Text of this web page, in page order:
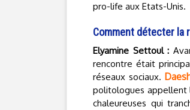
pro-life aux Etats-Unis.
Comment détecter la
Elyamine Settoul :
rencontre était
réseaux sociaux.
politologues appellent
chaleureuses qui